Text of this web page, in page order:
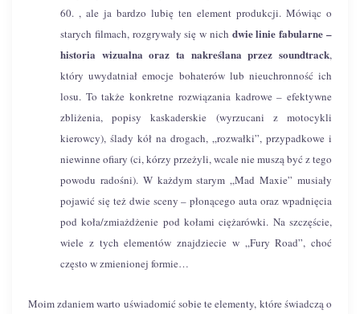
60. , ale ja bardzo lubię ten element produkcji. Mówiąc o
starych filmach, rozgrywały się w nich dwie linie fabularne –
historia wizualna oraz ta nakreślana przez soundtrack,
który uwydatniał emocje bohaterów lub nieuchronność ich
losu. To także konkretne rozwiązania kadrowe – efektywne
zbliżenia, popisy kaskaderskie (wyrzucani z motocykli
kierowcy), ślady kół na drogach, „rozwałki”, przypadkowe i
niewinne ofiary (ci, kórzy przeżyli, wcale nie muszą być z tego
powodu radośni). W każdym starym „Mad Maxie” musiały
pojawić się też dwie sceny – płonącego auta oraz wpadnięcia
pod koła/zmiażdżenie pod kołami ciężarówki. Na szczęście,
wiele z tych elementów znajdziecie w „Fury Road”, choć
często w zmienionej formie…
Moim zdaniem warto uświadomić sobie te elementy, które świadczą o